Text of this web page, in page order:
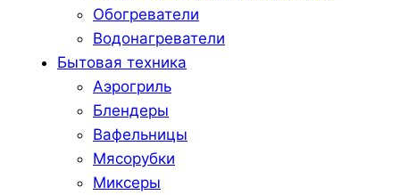
Обогреватели
Водонагреватели
Бытовая техника
Аэрогриль
Блендеры
Вафельницы
Мясорубки
Миксеры